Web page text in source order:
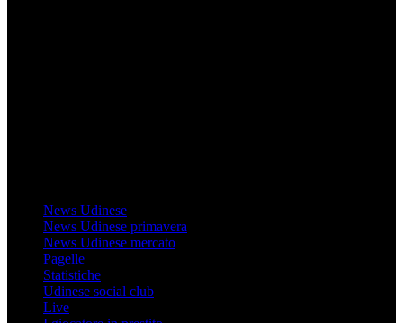
News Udinese
News Udinese primavera
News Udinese mercato
Pagelle
Statistiche
Udinese social club
Live